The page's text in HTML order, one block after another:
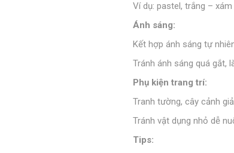
Ví dụ: pastel, trắng –
Ánh sáng:
Kết hợp ánh sáng tự
Tránh ánh sáng quá gắt,
Phụ kiện trang trí:
Tranh tường, cây cảnh
Tránh vật dụng nhỏ dễ
Tips: